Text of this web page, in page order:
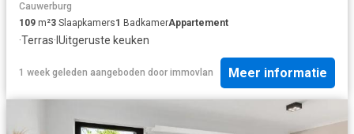
Cauwerburg
109 m²3 Slaapkamers1 BadkamerAppartement
·Terras· IUitgeruste keuken
1 week geleden aangeboden door immovlan Meer informatie